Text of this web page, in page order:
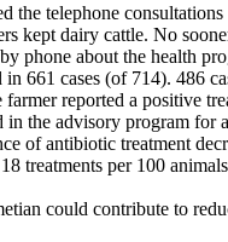
the telephone
kept dairy cattle. No
phone about the health
661 cases (of 714). 486
reported a positive
the advisory program for
of antibiotic treatment
treatments per 100
could contribute to